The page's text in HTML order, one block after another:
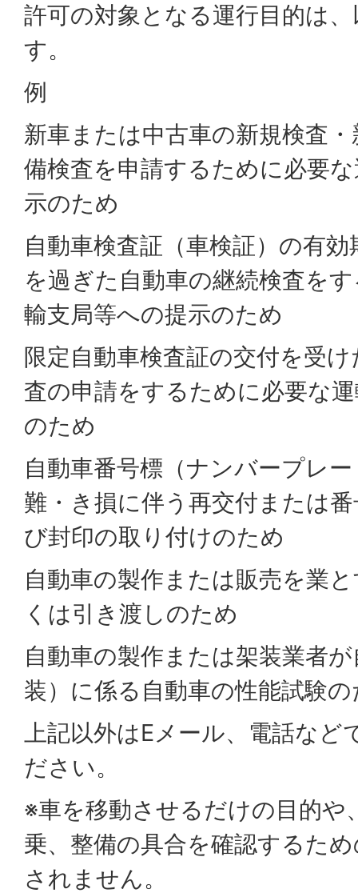
許可の対象となる運行目的は
す。
例
新車または中古車の新規検査
備検査を申請するために必要
示のため
自動車検査証（車検証）の有
を過ぎた自動車の継続検査を
輸支局等への提示のため
限定自動車検査証の交付を受
査の申請をするために必要な
のため
自動車番号標（ナンバープレ
難・き損に伴う再交付または
び封印の取り付けのため
自動車の製作または販売を業
くは引き渡しのため
自動車の製作または架装業者
装）に係る自動車の性能試験
上記以外はEメール、電話など
ださい。
※車を移動させるだけの目的や
乗、整備の具合を確認するた
されません。